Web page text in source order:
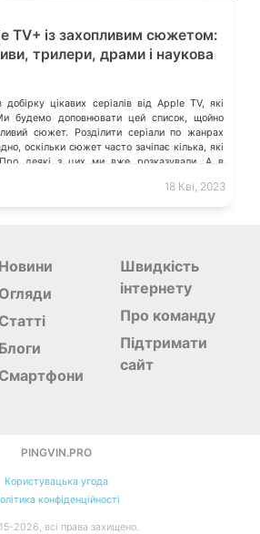
TV+ із захопливим сюжетом:
трилери, драми і наукова
добірку цікавих серіалів від Apple TV, які
будемо доповнювати цей список, щойно
сюжет. Розділити серіали по жанрах
оскільки сюжет часто зачіпає кілька, які
Про деякі з цих ми вже розказували. А в
ті серіали, які вразили Вас, і […]
18 Кві, 2023
Новини
Огляди
Статті
Блоги
Смартфони
Швидкість
інтернету
Про команду
Підтримати
сайт
PINGVIN.PRO
Користувацька угода
конфіденційності
2026, всі права захищено.